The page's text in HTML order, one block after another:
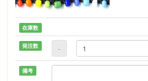
在庫数
発注数 -
備考